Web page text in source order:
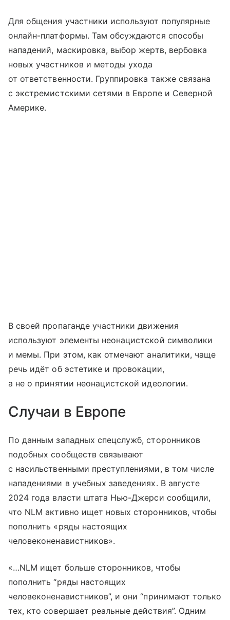
Для общения участники используют популярные
онлайн-платформы. Там обсуждаются способы
нападений, маскировка, выбор жертв, вербовка
новых участников и методы ухода
от ответственности. Группировка также связана
с экстремистскими сетями в Европе и Северной
Америке.
В своей пропаганде участники движения
используют элементы неонацистской символики
и мемы. При этом, как отмечают аналитики, чаще
речь идёт об эстетике и провокации,
а не о принятии неонацистской идеологии.
Случаи в Европе
По данным западных спецслужб, сторонников
подобных сообществ связывают
с насильственными преступлениями, в том числе
нападениями в учебных заведениях. В августе
2024 года власти штата Нью-Джерси сообщили,
что NLM активно ищет новых сторонников, чтобы
пополнить «ряды настоящих
человеконенавистников».
«…NLM ищет больше сторонников, чтобы
пополнить “ряды настоящих
человеконенавистников”, и они “принимают только
тех, кто совершает реальные действия”. Одним